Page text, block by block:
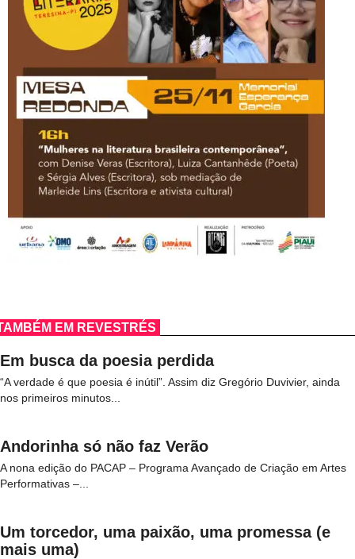
EM REVESTRÉS
Em busca da poesia perdida
“A verdade é que poesia é inútil”. Assim diz Gregório Duvivier, ainda
nos primeiros minutos...
Andorinha só não faz Verão
A nona edição do PACAP – Programa Avançado de Criação em Artes
Performativas –...
Um torcedor, uma paixão, uma promessa (e
mais uma)